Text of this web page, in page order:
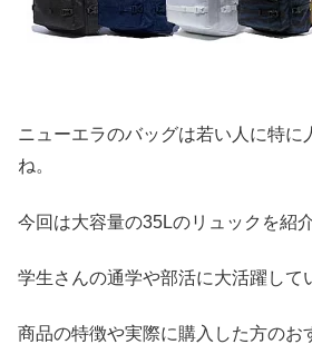
ニューエラのバッグは若い人に特に
ね。
今回は大容量の35Lのリュックを紹
学生さんの通学や部活に大活躍して
商品の特徴や実際に購入した方のお